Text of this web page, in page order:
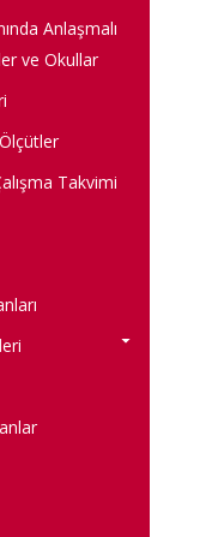
Anlaşmalı
ve Okullar
Takvimi